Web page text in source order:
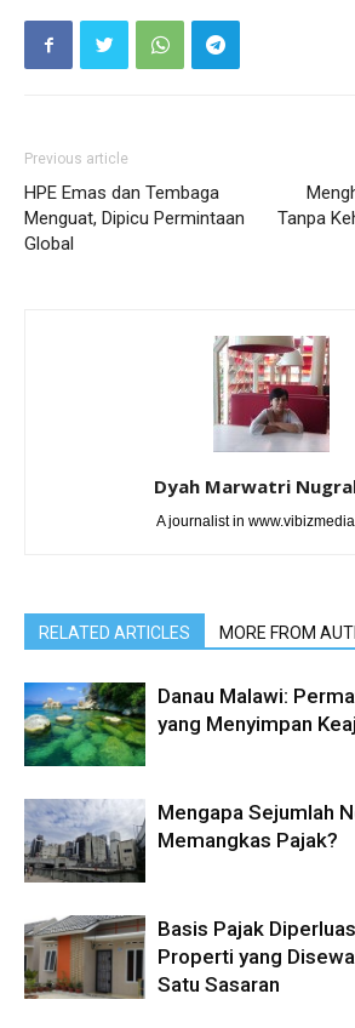
Previous article
HPE Emas dan Tembaga
Menguat, Dipicu Permintaan
Global
Tanpa
Dyah Marwatri
A journalist in
RELATED ARTICLES MORE FROM
Danau Malawi:
yang Menyimpan
Mengapa Sejumlah
Memangkas Pajak?
Basis Pajak
Properti yang
Satu Sasaran